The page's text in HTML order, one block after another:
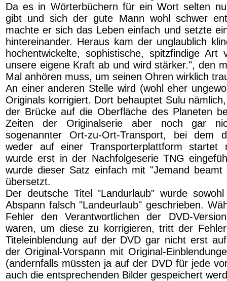
Da es in Wörterbüchern für ein Wort selten
gibt und sich der gute Mann wohl schwer
machte er sich das Leben einfach und setzte
hintereinander. Heraus kam der unglaublich
hochentwickelte, sophistische, spitzfindige Art
unsere eigene Kraft ab und wird stärker.", den
Mal anhören muss, um seinen Ohren wirklich
An einer anderen Stelle wird (wohl eher
Originals korrigiert. Dort behauptet Sulu
der Brücke auf die Oberfläche des Planeten
Zeiten der Originalserie aber noch gar
sogenannter Ort-zu-Ort-Transport, bei dem
weder auf einer Transporterplattform startet
wurde erst in der Nachfolgeserie TNG
wurde dieser Satz einfach mit "Jemand beamt
übersetzt.
Der deutsche Titel "Landurlaub" wurde
Abspann falsch "Landeurlaub" geschrieben.
Fehler den Verantwortlichen der DVD-
waren, um diese zu korrigieren, tritt der
Titeleinblendung auf der DVD gar nicht erst
der Original-Vorspann mit Original-
(andernfalls müssten ja auf der DVD für jede
auch die entsprechenden Bilder gespeichert